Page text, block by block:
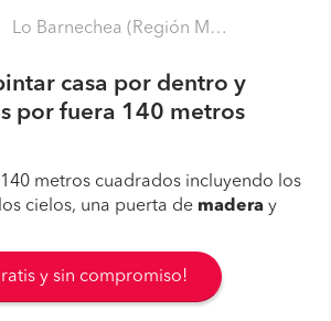
Lo Barnechea (Región Metropolitana - Santiago)
casa por dentro y
por fuera 140 metros
metros cuadrados incluyendo los
cielos, una puerta de madera y
y sin compromiso!